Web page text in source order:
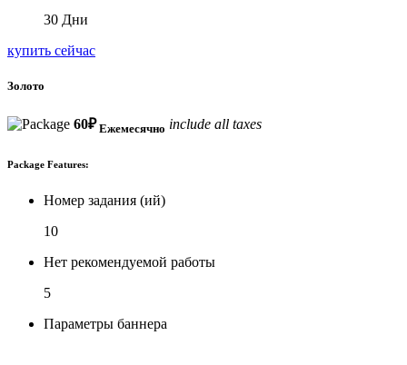
30 Дни
купить сейчас
Золото
60₽ Ежемесячно include all taxes
Package Features:
Номер задания (ий)
10
Нет рекомендуемой работы
5
Параметры баннера